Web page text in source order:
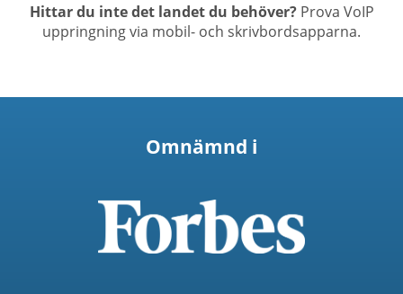
Hittar du inte det landet du behöver?Prova VoIP
uppringning via mobil- och skrivbordsapparna.
Omnämnd i